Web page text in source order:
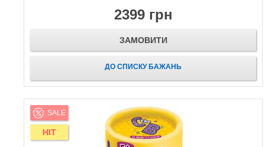
2399 грн
ЗАМОВИТИ
ДО СПИСКУ БАЖАНЬ
SALE
HIT